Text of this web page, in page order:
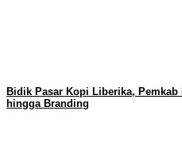
Bidik Pasar Kopi Liberika,
hingga Branding